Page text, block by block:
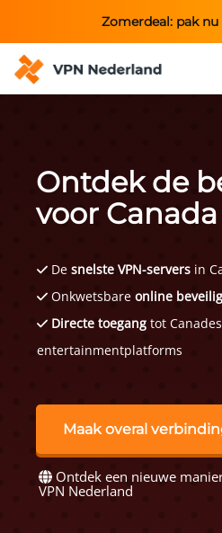
Zomerdeal: pak
Ontdek de
voor Canada
Desnelste VPN-servers in
Onkwetsbareonline
Directe toegang tot
entertainmentplatforms
Maak overal
Ontdek een nieuwe
VPN Nederland